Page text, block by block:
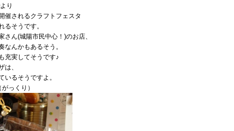
り
催されるクラフトフェスタ
るそうです。
さん(城陽市民中心！)のお店、
なんかもあるそう。
充実してそうです♪
は、
いるそうですよ。
っくり）